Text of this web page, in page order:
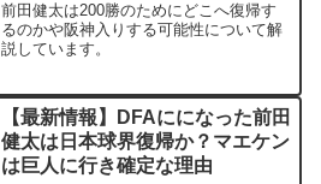
前田健太は200勝のためにどこへ復帰す
るのかや阪神入りする可能性について解
説しています。
【最新情報】DFAにになった前田
健太は日本球界復帰か？マエケン
は巨人に行き確定な理由